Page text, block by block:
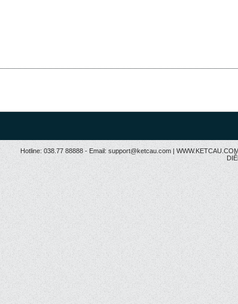
Hotline: 038.77 88888 - Email: support@ketcau.com |